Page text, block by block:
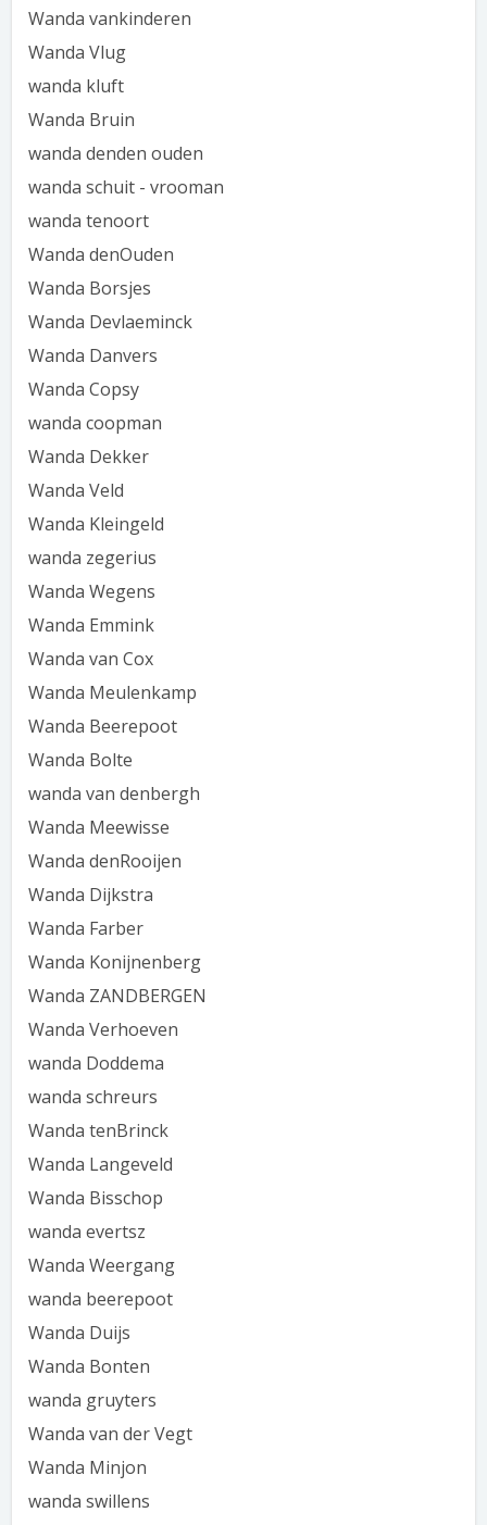
Wanda vankinderen
Wanda Vlug
wanda kluft
Wanda Bruin
wanda denden ouden
wanda schuit - vrooman
wanda tenoort
Wanda denOuden
Wanda Borsjes
Wanda Devlaeminck
Wanda Danvers
Wanda Copsy
wanda coopman
Wanda Dekker
Wanda Veld
Wanda Kleingeld
wanda zegerius
Wanda Wegens
Wanda Emmink
Wanda van Cox
Wanda Meulenkamp
Wanda Beerepoot
Wanda Bolte
wanda van denbergh
Wanda Meewisse
Wanda denRooijen
Wanda Dijkstra
Wanda Farber
Wanda Konijnenberg
Wanda ZANDBERGEN
Wanda Verhoeven
wanda Doddema
wanda schreurs
Wanda tenBrinck
Wanda Langeveld
Wanda Bisschop
wanda evertsz
Wanda Weergang
wanda beerepoot
Wanda Duijs
Wanda Bonten
wanda gruyters
Wanda van der Vegt
Wanda Minjon
wanda swillens